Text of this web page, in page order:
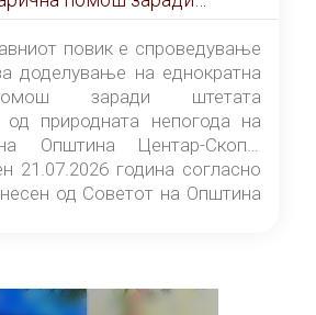
на Општина
повик е спроведување
доделување на еднократна
заради штетата
од природната непогода на
Општина Центар-Скопје
21.07.2026 година согласно
од Советот на Општина